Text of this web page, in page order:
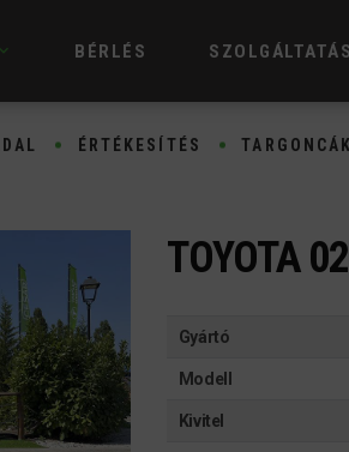
BÉRLÉS
ÉRTÉKESÍTÉS TARGONCÁK
TOYOTA
Gyártó
Modell
Kivitel